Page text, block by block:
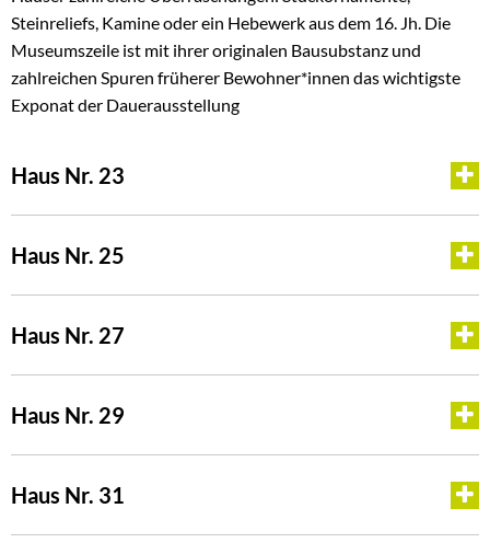
Steinreliefs, Kamine oder ein Hebewerk aus dem 16. Jh. Die
Museumszeile ist mit ihrer originalen Bausubstanz und
zahlreichen Spuren früherer Bewohner*innen das wichtigste
Exponat der Dauerausstellung
Haus Nr. 23
Haus Nr. 25
Haus Nr. 27
Haus Nr. 29
Haus Nr. 31